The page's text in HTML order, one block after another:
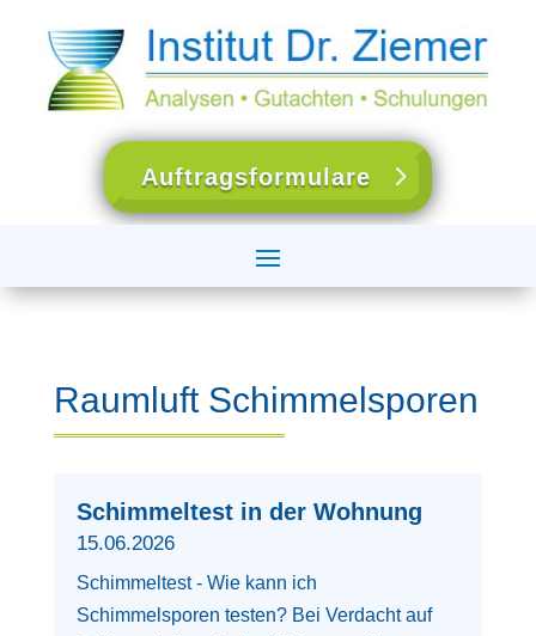
Auftragsformulare
Raumluft Schimmelsporen
Schimmeltest in der Wohnung
15.06.2026
Schimmeltest - Wie kann ich
Schimmelsporen testen? Bei Verdacht auf